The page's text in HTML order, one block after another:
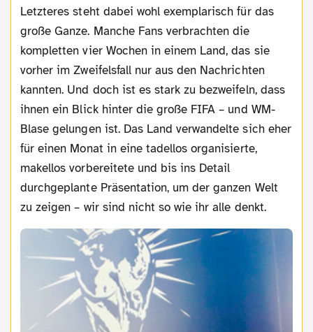
Letzteres steht dabei wohl exemplarisch für das
große Ganze. Manche Fans verbrachten die
kompletten vier Wochen in einem Land, das sie
vorher im Zweifelsfall nur aus den Nachrichten
kannten. Und doch ist es stark zu bezweifeln, dass
ihnen ein Blick hinter die große FIFA – und WM-
Blase gelungen ist. Das Land verwandelte sich eher
für einen Monat in eine tadellos organisierte,
makellos vorbereitete und bis ins Detail
durchgeplante Präsentation, um der ganzen Welt
zu zeigen – wir sind nicht so wie ihr alle denkt.